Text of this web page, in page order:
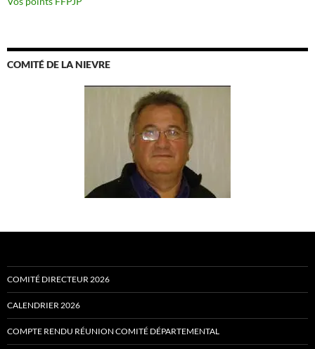
COMITÉ DE LA NIEVRE
COMITÉ DIRECTEUR 2026
CALENDRIER 2026
COMPTE RENDU RÉUNION COMITÉ DÉPARTEMENTAL